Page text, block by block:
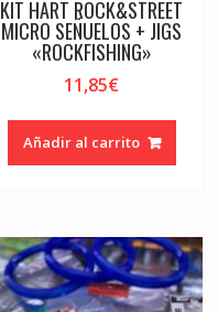
KIT HART ROCK&STREET
MICRO SEÑUELOS + JIGS
«ROCKFISHING»
11,85€
Añadir al carrito